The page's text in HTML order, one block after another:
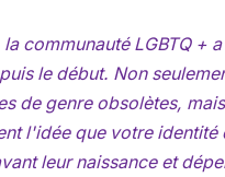
communauté LGBTQ +
le début. Non
de genre obsolètes,
l'idée que votre identité
leur naissance et